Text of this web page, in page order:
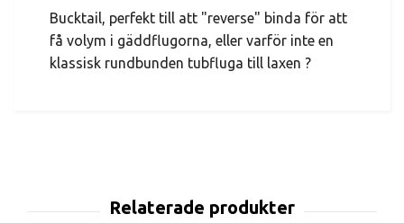
Bucktail, perfekt till att "reverse" binda för att
få volym i gäddflugorna, eller varför inte en
klassisk rundbunden tubfluga till laxen ?